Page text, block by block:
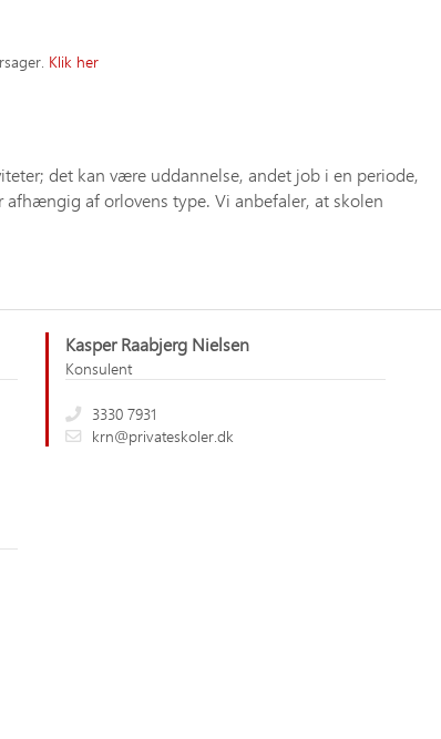
Klik her
det kan være uddannelse, andet job i en periode,
af orlovens type. Vi anbefaler, at skolen
Kasper Raabjerg Nielsen
Konsulent
3330 7931
krn@privateskoler.dk